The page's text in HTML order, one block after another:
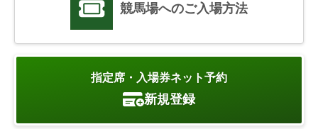
競馬場へのご入場方法
指定席・入場券ネット予約
新規登録